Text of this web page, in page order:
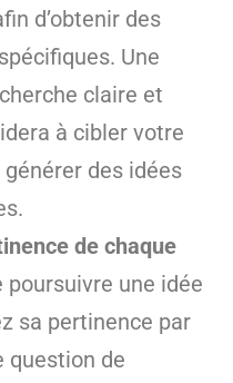
d’obtenir des
Une
claire et
à cibler votre
des idées
de chaque
poursuivre une idée
sa pertinence par
question de